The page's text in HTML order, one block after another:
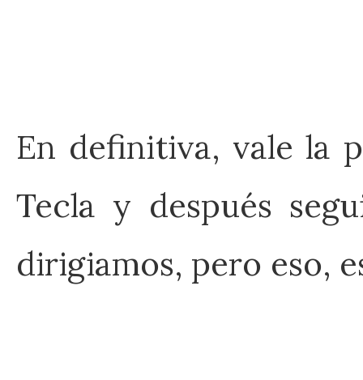
En definitiva, vale la
Tecla y después
dirigiamos, pero eso,